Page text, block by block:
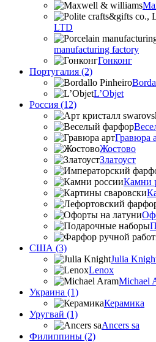
LTD
manufacturing factory
Гонконг
Португалия (2)
L’Objet
Россия (12)
Гравюра
Жостово
Златоуст
Камни
США (3)
Julia
Lenox
Michael
Украина (1)
Керамика
Уругвай (1)
Ancers sa
Филиппины (2)